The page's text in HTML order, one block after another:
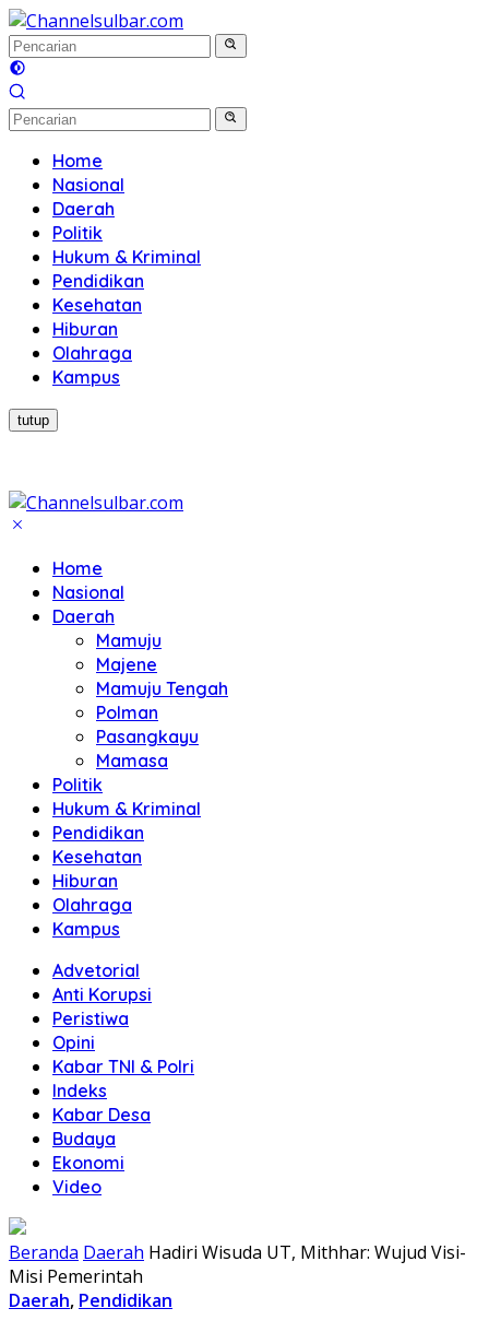
Langsung
ke
konten
Home
Nasional
Daerah
Politik
Hukum & Kriminal
Pendidikan
Kesehatan
Hiburan
Olahraga
Kampus
tutup
Home
Nasional
Daerah
Mamuju
Majene
Mamuju Tengah
Polman
Pasangkayu
Mamasa
Politik
Hukum & Kriminal
Pendidikan
Kesehatan
Hiburan
Olahraga
Kampus
Advetorial
Anti Korupsi
Peristiwa
Opini
Kabar TNI & Polri
Indeks
Kabar Desa
Budaya
Ekonomi
Video
Beranda Daerah Hadiri Wisuda UT, Mithhar: Wujud Visi-
Misi Pemerintah
Daerah, Pendidikan